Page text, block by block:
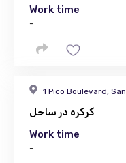
Work time
-
1 Pico Boulevard,
کرکره در ساحل
Work time
-